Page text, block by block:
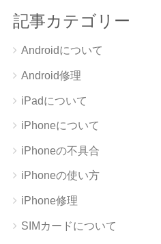
記事カテゴリー
Androidについて
Android修理
iPadについて
iPhoneについて
iPhoneの不具合
iPhoneの使い方
iPhone修理
SIMカードについて